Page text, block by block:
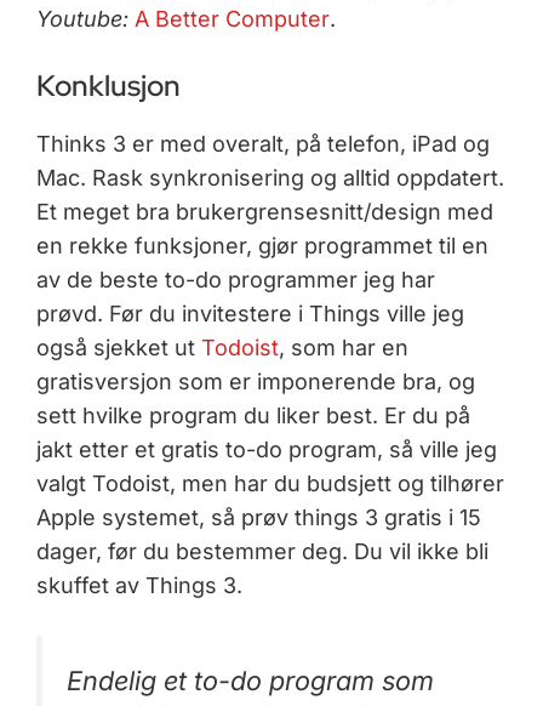
Youtube: A Better Computer.
Konklusjon
Thinks 3 er med overalt, på telefon, iPad og
Mac. Rask synkronisering og alltid oppdatert.
Et meget bra brukergrensesnitt/design med
en rekke funksjoner, gjør programmet til en
av de beste to-do programmer jeg har
prøvd. Før du invitestere i Things ville jeg
også sjekket ut Todoist, som har en
gratisversjon som er imponerende bra, og
sett hvilke program du liker best. Er du på
jakt etter et gratis to-do program, så ville jeg
valgt Todoist, men har du budsjett og tilhører
Apple systemet, så prøv things 3 gratis i 15
dager, før du bestemmer deg. Du vil ikke bli
skuffet av Things 3.
Endelig et to-do program som